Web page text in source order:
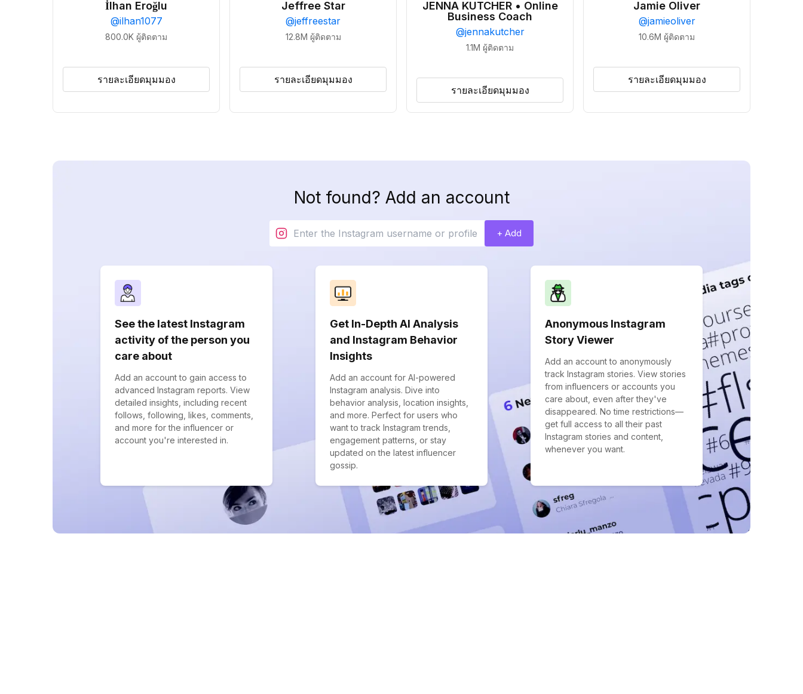
İlhan Eroğlu
@ilhan1077
800.0K ผู้ติดตาม
รายละเอียดมุมมอง
Jeffree Star
@jeffreestar
12.8M ผู้ติดตาม
รายละเอียดมุมมอง
JENNA KUTCHER • Online
Business Coach
@jennakutcher
1.1M ผู้ติดตาม
รายละเอียดมุมมอง
Jamie Oliver
@jamieoliver
10.6M ผู้ติดตาม
รายละเอียดมุมมอง
Not found? Add an account
+ Add
See the latest Instagram
activity of the person you
care about
Add an account to gain access to
advanced Instagram reports. View
detailed insights, including recent
follows, following, likes, comments,
and more for the influencer or
account you're interested in.
Get In-Depth AI Analysis
and Instagram Behavior
Insights
Add an account for AI-powered
Instagram analysis. Dive into
behavior analysis, location insights,
and more. Perfect for users who
want to track Instagram trends,
engagement patterns, or stay
updated on the latest influencer
gossip.
Anonymous Instagram
Story Viewer
Add an account to anonymously
track Instagram stories. View stories
from influencers or accounts you
care about, even after they've
disappeared. No time restrictions—
get full access to all their past
Instagram stories and content,
whenever you want.